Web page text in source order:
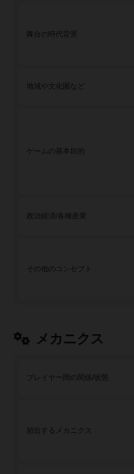
舞台の時代背景
地域や文化圏など
ゲームの基本目的
政治経済/各種産業
その他のコンセプト
メカニクス
プレイヤー間の関係/状態
頻出するメカニクス